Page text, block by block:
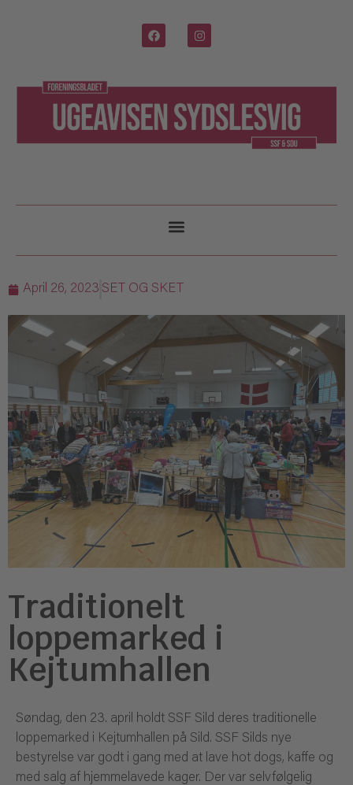
April 26, 2023 SET OG SKET
Traditionelt
loppemarked i
Kejtumhallen
Søndag, den 23. april holdt SSF Sild deres traditionelle
loppemarked i Kejtumhallen på Sild. SSF Silds nye
bestyrelse var godt i gang med at lave hot dogs, kaffe og
med salg af hjemmelavede kager. Der var selvfølgelig